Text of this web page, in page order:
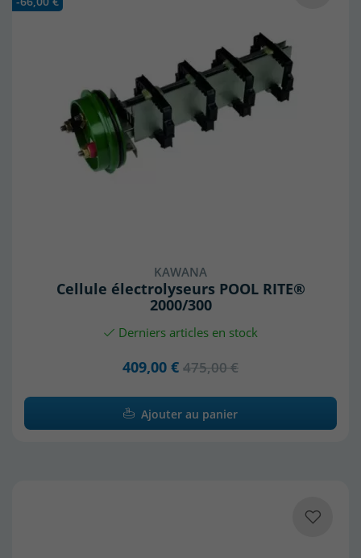
KAWANA
Cellule électrolyseurs POOL RITE®
2000/300
Derniers articles en stock
409,00 € 475,00 €
Ajouter au panier